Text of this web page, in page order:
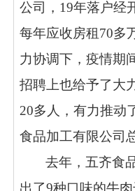
公司，19年落户经
每年应收房租70多
力协调下，疫情期
招聘上也给予了大
20多人，有力推动
食品加工有限公司
去年，五齐食
出了9种口味的牛肉